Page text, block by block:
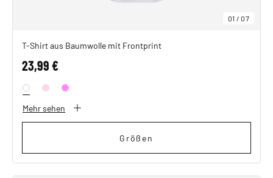
01 /07
T-Shirt aus Baumwolle mit Frontprint
23,99 €
Mehr sehen
Größen